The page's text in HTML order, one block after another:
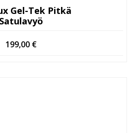
Gel-Tek Pitkä
Satulavyö
199,00 €